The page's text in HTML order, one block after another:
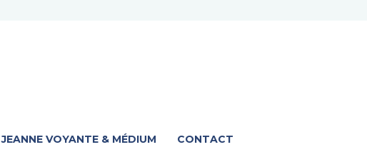
JEANNE VOYANTE & MÉDIUM CONTACT